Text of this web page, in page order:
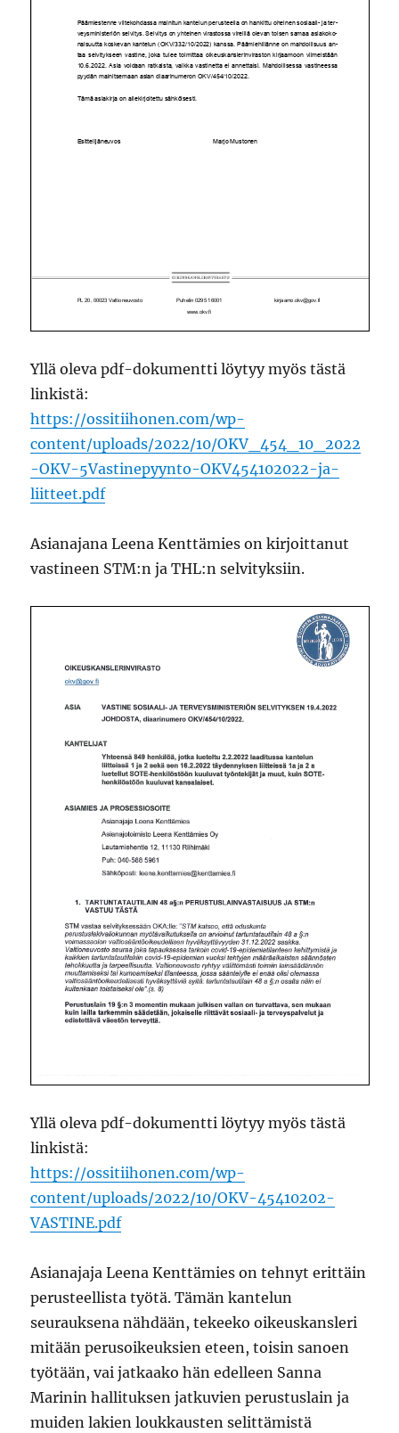
Yllä oleva pdf-dokumentti löytyy myös tästä
linkistä:
https://ossitiihonen.com/wp-
content/uploads/2022/10/OKV_454_10_2022
-OKV-5Vastinepyynto-OKV454102022-ja-
liitteet.pdf
Asianajana Leena Kenttämies on kirjoittanut
vastineen STM:n ja THL:n selvityksiin.
Yllä oleva pdf-dokumentti löytyy myös tästä
linkistä:
https://ossitiihonen.com/wp-
content/uploads/2022/10/OKV-45410202-
VASTINE.pdf
Asianajaja Leena Kenttämies on tehnyt erittäin
perusteellista työtä. Tämän kantelun
seurauksena nähdään, tekeeko oikeuskansleri
mitään perusoikeuksien eteen, toisin sanoen
työtään, vai jatkaako hän edelleen Sanna
Marinin hallituksen jatkuvien perustuslain ja
muiden lakien loukkausten selittämistä